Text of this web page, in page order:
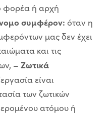
φορέα ή αρχή
συμφέρον: όταν η
μας δεν έχει
και τις
– Ζωτικά
είναι
των ζωτικών
ατόμου ή